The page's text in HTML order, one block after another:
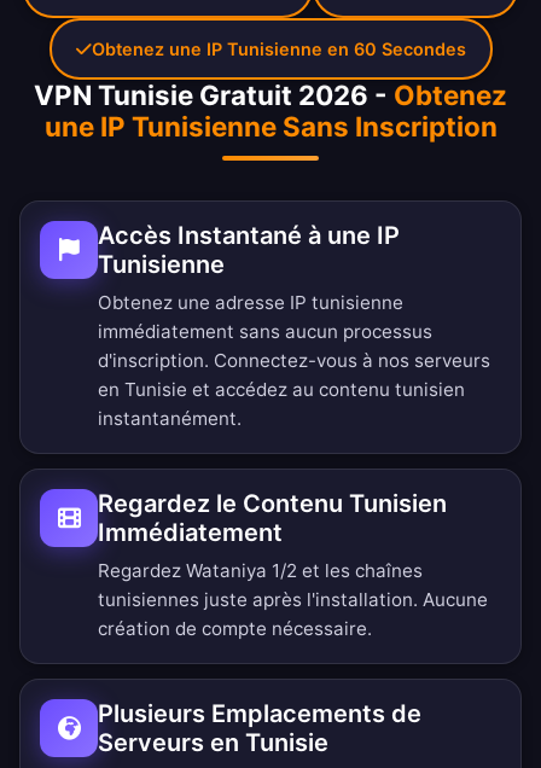
VPN Tunisie Gratuit 2026 - Obtenez
une IP Tunisienne Sans Inscription
Accès Instantané à une IP
Tunisienne
Obtenez une adresse IP tunisienne
immédiatement sans aucun processus
d'inscription. Connectez-vous à nos serveurs
en Tunisie et accédez au contenu tunisien
instantanément.
Regardez le Contenu Tunisien
Immédiatement
Regardez Wataniya 1/2 et les chaînes
tunisiennes juste après l'installation. Aucune
création de compte nécessaire.
Plusieurs Emplacements de
Serveurs en Tunisie
Obtenez une IP Tunisienne en 60 Secondes